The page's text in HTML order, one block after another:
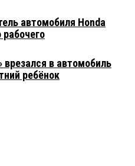
автомобиля Honda
в автомобиль
ребёнок